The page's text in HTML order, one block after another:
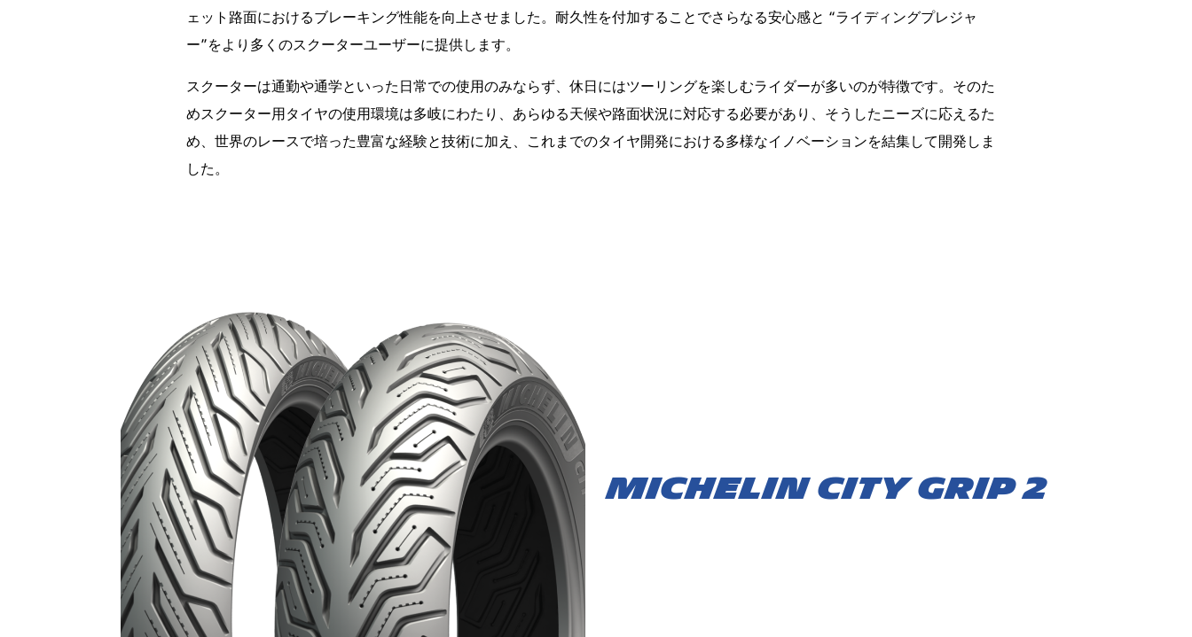
ェット路面におけるブレーキング性能を向上させました。耐久性を付加することでさらなる安心感と “ライディングプレジャ
ー”をより多くのスクーターユーザーに提供します。
スクーターは通勤や通学といった日常での使用のみならず、休日にはツーリングを楽しむライダーが多いのが特徴です。そのた
めスクーター用タイヤの使用環境は多岐にわたり、あらゆる天候や路面状況に対応する必要があり、そうしたニーズに応えるた
め、世界のレースで培った豊富な経験と技術に加え、これまでのタイヤ開発における多様なイノベーションを結集して開発しま
した。
Michelin City Grip 2